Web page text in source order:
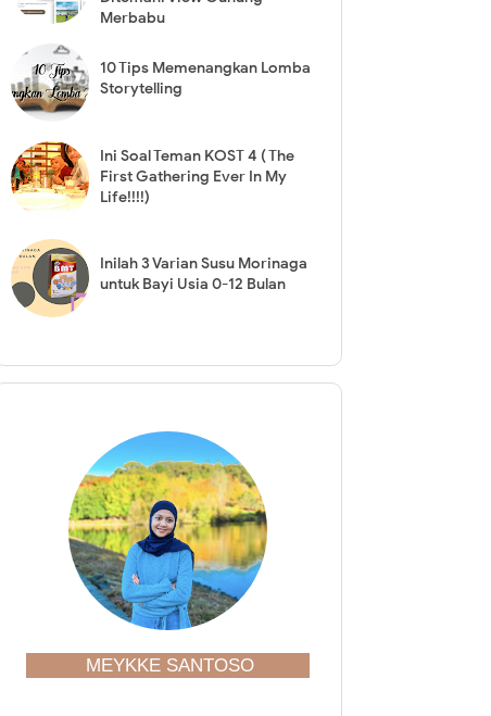
Merbabu
10 Tips Memenangkan Lomba
Storytelling
Ini Soal Teman KOST 4 ( The
First Gathering Ever In My
Life!!!!)
Inilah 3 Varian Susu Morinaga
untuk Bayi Usia 0-12 Bulan
MEYKKE SANTOSO